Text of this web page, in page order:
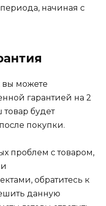
начиная с
вы можете
гарантией на 2
товар будет
покупки.
проблем с товаром,
обратитесь к
данную